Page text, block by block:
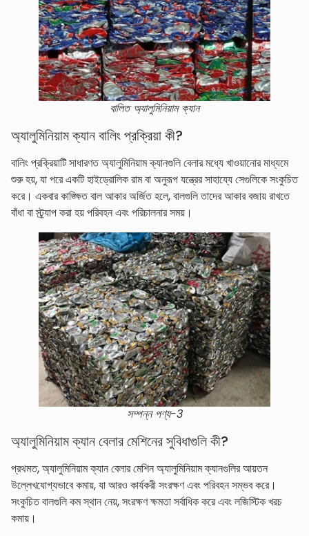
বালিত অ্যালুমিনিয়াম ক্যান
অ্যালুমিনিয়াম ক্যান বালিং প্রক্রিয়া কী?
বালিং প্রক্রিয়াটি সাধারণত অ্যালুমিনিয়াম ক্যানগুলি বেলার মধ্যে খাওয়ানোর মাধ্যমে
শুরু হয়, যা পরে একটি হাইড্রোলিক রাম বা অনুরূপ যন্ত্রের সাহায্যে সেগুলিকে সংকুচিত
করে। একবার কাঙ্ক্ষিত বাল আকার অর্জিত হলে, বালগুলি তাদের আকার বজায় রাখতে
বাঁধা বা স্ট্র্যাপ করা হয় পরিবহন এবং পরিচালনার সময়।
সম্পন্ন পণ্য-3
অ্যালুমিনিয়াম ক্যান বেলার মেশিনের সুবিধাগুলি কী?
প্রথমত, অ্যালুমিনিয়াম ক্যান বেলার মেশিন অ্যালুমিনিয়াম ক্যানগুলির আয়তন
উল্লেখযোগ্যভাবে কমায়, যা আরও কার্যকরী সংরক্ষণ এবং পরিবহন সম্ভব করে।
সংকুচিত বালগুলি কম স্থান নেয়, সংরক্ষণ ক্ষমতা সর্বাধিক করে এবং লজিস্টিক খরচ
কমায়।